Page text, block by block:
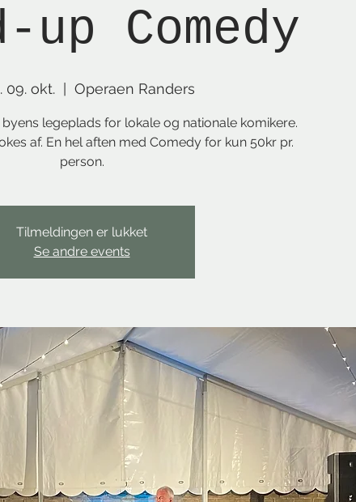
up Comedy
09. okt.
  |
Operaen Randers
legeplads for lokale og nationale komikere.
af. En hel aften med Comedy for kun 50kr pr.
person.
Tilmeldingen er lukket
Se andre events